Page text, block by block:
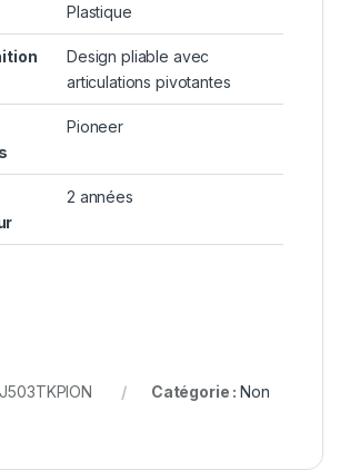
Plastique
Design pliable avec
articulations pivotantes
Pioneer
2 années
Catégorie :Non